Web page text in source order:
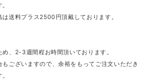
は送料プラス2500円頂戴しております。
め、2-3週間程お時間頂いております。
ございますので、余裕をもってご注文いただき